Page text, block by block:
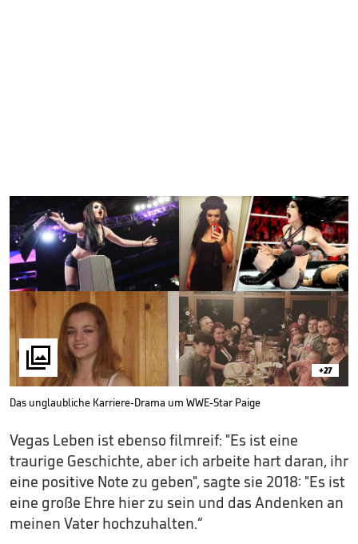
 +27
Das unglaubliche Karriere-Drama um WWE-Star Paige
Vegas Leben ist ebenso filmreif: "Es ist eine
traurige Geschichte, aber ich arbeite hart daran, ihr
eine positive Note zu geben", sagte sie 2018: "Es ist
eine große Ehre hier zu sein und das Andenken an
meinen Vater hochzuhalten.“